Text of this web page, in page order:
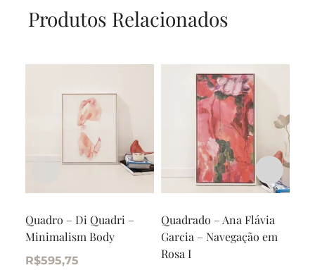
Produtos Relacionados
Quadro – Di Quadri –
Minimalism Body
R$595,75
Quadrado – Ana Flávia
Garcia – Navegação em
Rosa I